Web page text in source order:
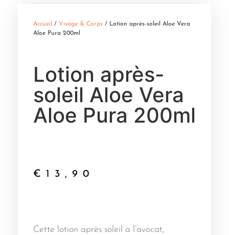
Accueil / Visage & Corps / Lotion après-soleil Aloe Vera
Aloe Pura 200ml
Lotion après-
soleil Aloe Vera
Aloe Pura 200ml
€ 13,90
Cette lotion après soleil a l’avocat,